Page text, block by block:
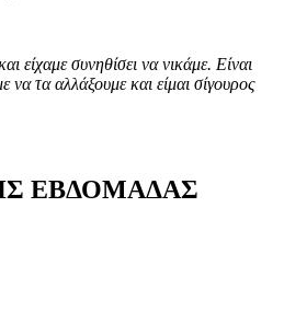
είχαμε συνηθίσει να νικάμε. Είναι
να τα αλλάξουμε και είμαι σίγουρος
ΕΒΔΟΜΑΔΑΣ